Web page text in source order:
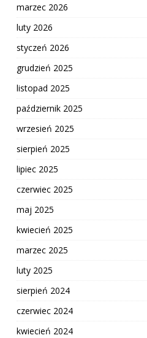
marzec 2026
luty 2026
styczeń 2026
grudzień 2025
listopad 2025
październik 2025
wrzesień 2025
sierpień 2025
lipiec 2025
czerwiec 2025
maj 2025
kwiecień 2025
marzec 2025
luty 2025
sierpień 2024
czerwiec 2024
kwiecień 2024